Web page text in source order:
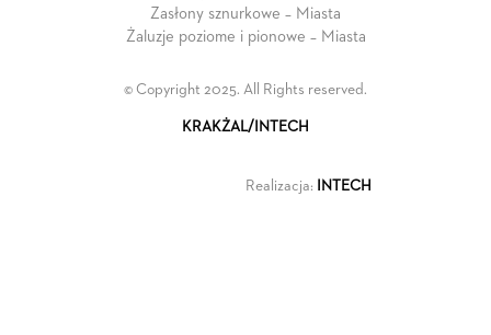
Zasłony sznurkowe – Miasta
Żaluzje poziome i pionowe – Miasta
© Copyright 2025. All Rights reserved.
KRAKŻAL/INTECH
Realizacja: INTECH